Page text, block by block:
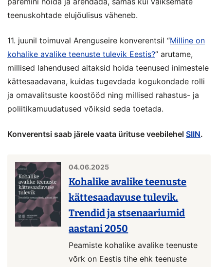
teenuskohtade elujõulisus väheneb.
11. juunil toimuval Arenguseire konverentsil “Milline on
kohalike avalike teenuste tulevik Eestis?” arutame,
millised lahendused aitaksid hoida teenused inimestele
kättesaadavana, kuidas tugevdada kogukondade rolli
ja omavalitsuste koostööd ning millised rahastus- ja
poliitikamuudatused võiksid seda toetada.
Konverentsi saab järele vaata ürituse veebilehel SIIN.
04.06.2025
Kohalike avalike teenuste
kättesaadavuse tulevik.
Trendid ja stsenaariumid
aastani 2050
Peamiste kohalike avalike teenuste
võrk on Eestis tihe ehk teenuste